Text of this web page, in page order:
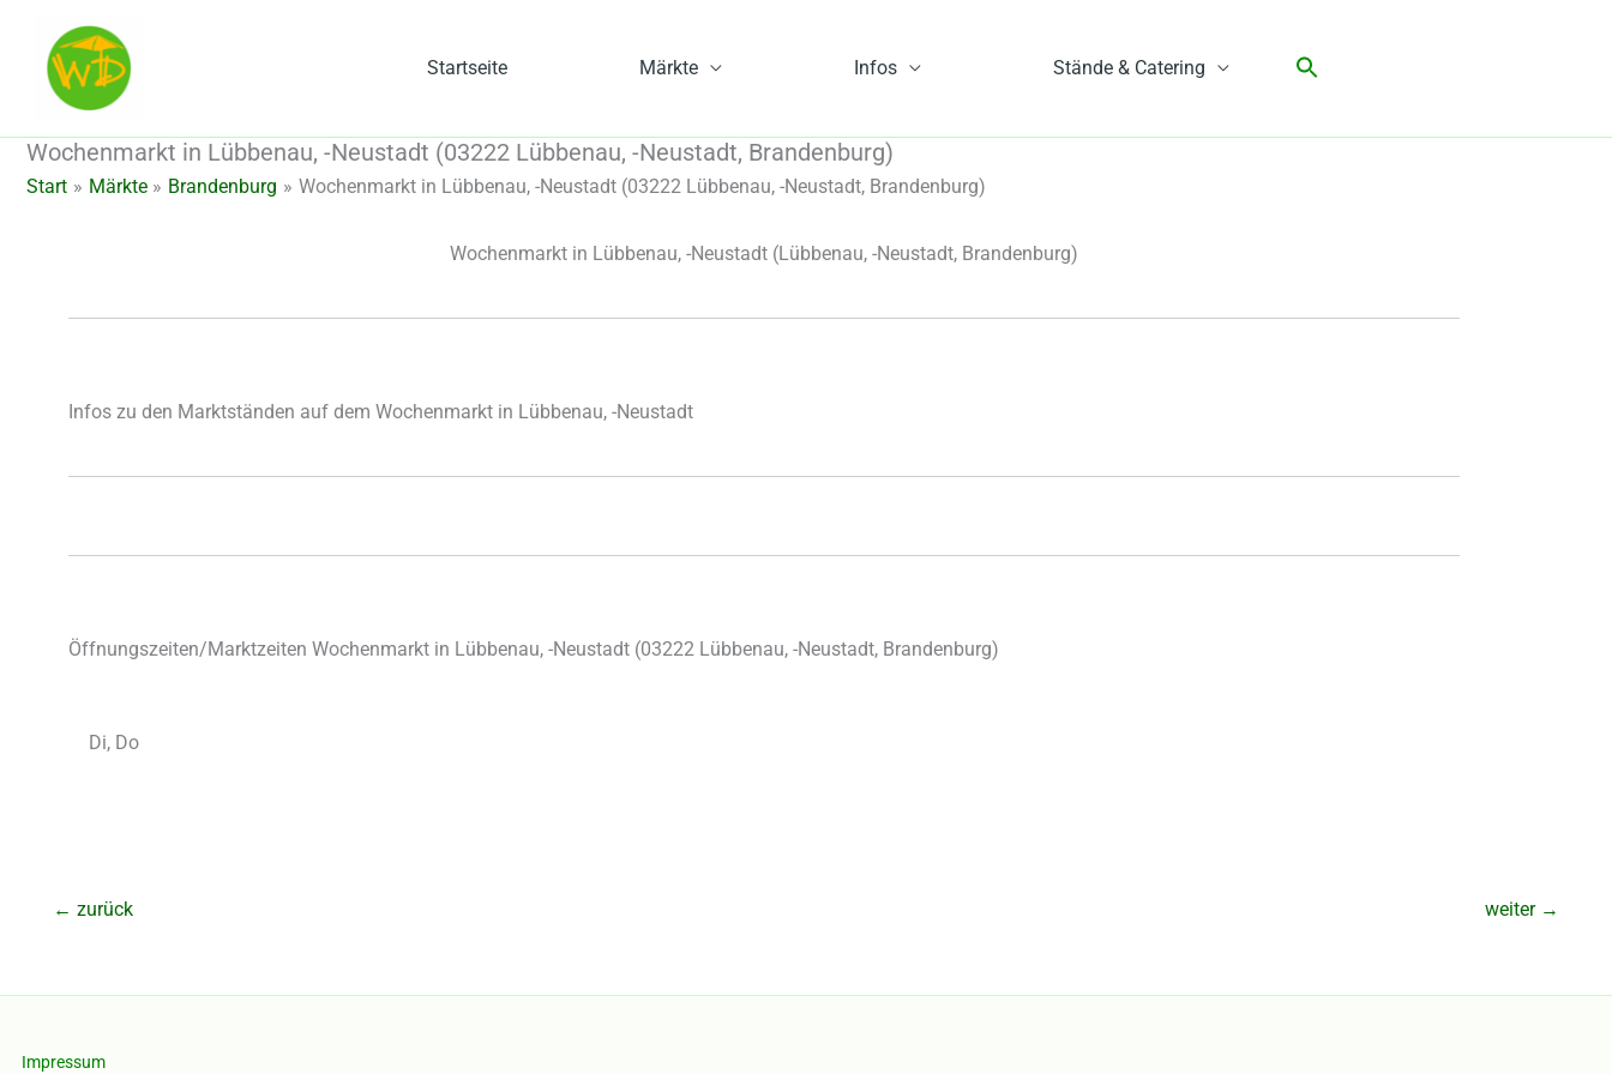
springen
Startseite Märkte Infos Stände & Catering
Wochenmarkt in Lübbenau, -Neustadt (03222 Lübbenau, -Neustadt, Brandenburg)
Start Märkte Brandenburg Wochenmarkt in Lübbenau, -Neustadt (03222 Lübbenau, -Neustadt, Brandenburg)
Wochenmarkt in Lübbenau, -Neustadt (Lübbenau, -Neustadt, Brandenburg)
Infos zu den Marktständen auf dem Wochenmarkt in Lübbenau, -Neustadt
Öffnungszeiten/Marktzeiten Wochenmarkt in Lübbenau, -Neustadt (03222 Lübbenau, -Neustadt, Brandenburg)
Di, Do
← zurück weiter →
Impressum